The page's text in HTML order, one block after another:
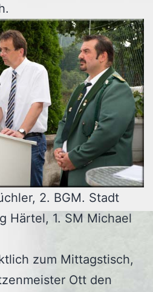
2. BGM. Stadt
Härtel, 1. SM Michael
zum Mittagstisch,
Ott den